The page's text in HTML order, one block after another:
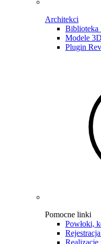
Architekci
Modele 3D
Plugin
Pomocne linki
Powłoki,